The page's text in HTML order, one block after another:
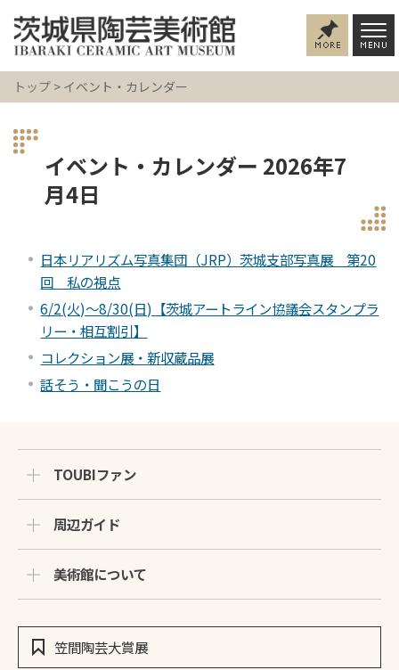
トップ > イベント・カレンダー
イベント・カレンダー 2026年7
月4日
日本リアリズム写真集団（JRP）茨城支部写真展 第20
回 私の視点
6/2(火)～8/30(日)【茨城アートライン協議会スタンプラ
リー・相互割引】
コレクション展・新収蔵品展
話そう・聞こうの日
TOUBIファン
周辺ガイド
美術館について
笠間陶芸大賞展